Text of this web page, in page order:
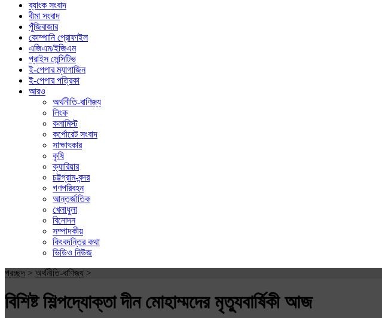
ব্যাংক সংবাদ
বীমা সংবাদ
পুঁজিবাজার
কোম্পানি প্রোফাইল
এজিএম/ইজিএম
প্রাইস সেন্সিটিভ
ই-পেপার ম্যাগাজিন
ই-পেপার পত্রিকা
আরও
অর্থনীতি-বাণিজ্য
লিংক
কলামিস্ট
কর্পোরেট সংবাদ
সাক্ষাৎকার
কৃষি
ক্যারিয়ার
চট্টগ্রাম-বন্দর
গণপরিবহন
আন্তর্জাতিক
খেলাধুলা
বিনোদন
সম্পাদকীয়
কিংবদন্তির কথা
ভিডিও নিউজ
প্রচ্ছদ > অর্থনীতি-বাণিজ্য >
বিশিষ্ট শিল্পদ্যোক্তা দীন মোহাম্মদের মৃত্যুবার্ষিকী আজ